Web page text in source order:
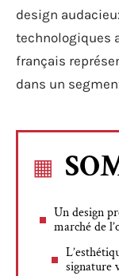
design
technologiques
français
dans un
Un design
marché de
signature